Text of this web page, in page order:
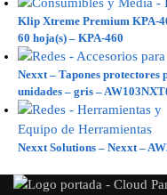
Klip Xtreme Premium KPA-
60 hoja(s) – KPA-460
Nexxt – Tapones protectores
unidades – gris –
Nexxt Solutions – Nexxt –